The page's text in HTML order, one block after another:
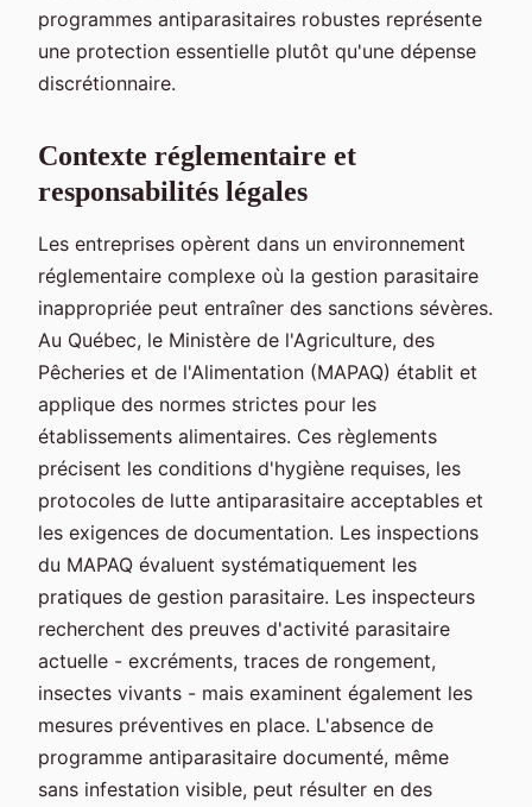
programmes antiparasitaires robustes représente
une protection essentielle plutôt qu'une dépense
discrétionnaire.
Contexte réglementaire et
responsabilités légales
Les entreprises opèrent dans un environnement
réglementaire complexe où la gestion parasitaire
inappropriée peut entraîner des sanctions sévères.
Au Québec, le Ministère de l'Agriculture, des
Pêcheries et de l'Alimentation (MAPAQ) établit et
applique des normes strictes pour les
établissements alimentaires. Ces règlements
précisent les conditions d'hygiène requises, les
protocoles de lutte antiparasitaire acceptables et
les exigences de documentation. Les inspections
du MAPAQ évaluent systématiquement les
pratiques de gestion parasitaire. Les inspecteurs
recherchent des preuves d'activité parasitaire
actuelle - excréments, traces de rongement,
insectes vivants - mais examinent également les
mesures préventives en place. L'absence de
programme antiparasitaire documenté, même
sans infestation visible, peut résulter en des